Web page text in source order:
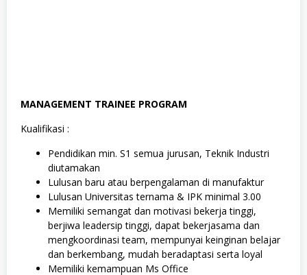
MANAGEMENT TRAINEE PROGRAM
Kualifikasi :
Pendidikan min. S1 semua jurusan, Teknik Industri
diutamakan
Lulusan baru atau berpengalaman di manufaktur
Lulusan Universitas ternama & IPK minimal 3.00
Memiliki semangat dan motivasi bekerja tinggi,
berjiwa leadersip tinggi, dapat bekerjasama dan
mengkoordinasi team, mempunyai keinginan belajar
dan berkembang, mudah beradaptasi serta loyal
Memiliki kemampuan Ms Office